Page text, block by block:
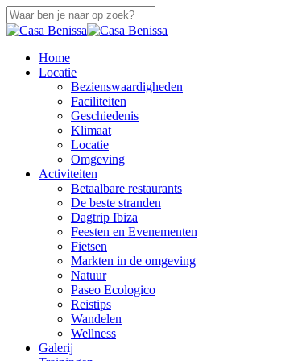
Overslaan
naar
Sluiten
zoek
Menu
Home
Locatie
Bezienswaardigheden
Faciliteiten
Geschiedenis
Klimaat
Locatie
Omgeving
Activiteiten
Betaalbare restaurants
De beste stranden
Dagtrip Ibiza
Feesten en Evenementen
Fietsen
Markten in de omgeving
Natuur
Paseo Ecologico
Reistips
Wandelen
Wellness
Galerij